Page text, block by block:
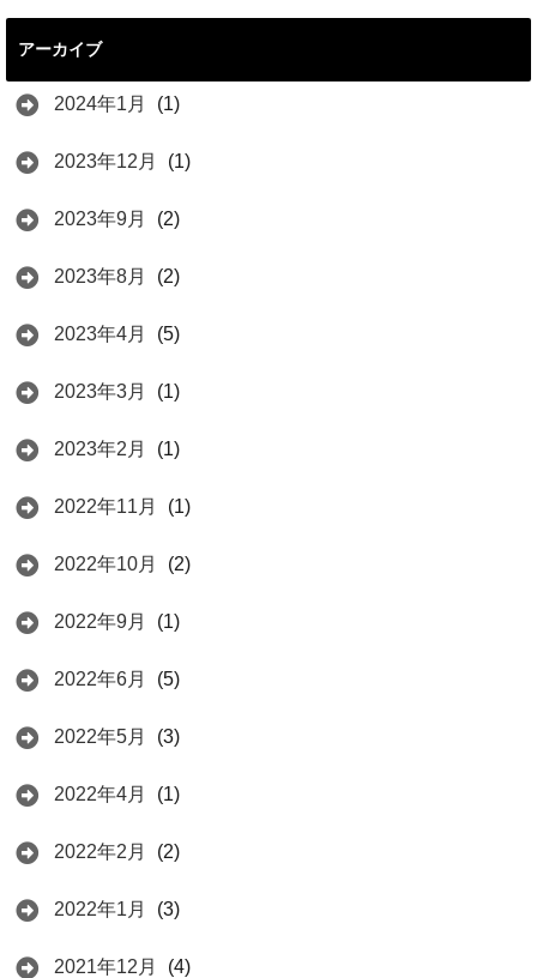
アーカイブ
2024年1月 (1)
2023年12月 (1)
2023年9月 (2)
2023年8月 (2)
2023年4月 (5)
2023年3月 (1)
2023年2月 (1)
2022年11月 (1)
2022年10月 (2)
2022年9月 (1)
2022年6月 (5)
2022年5月 (3)
2022年4月 (1)
2022年2月 (2)
2022年1月 (3)
2021年12月 (4)